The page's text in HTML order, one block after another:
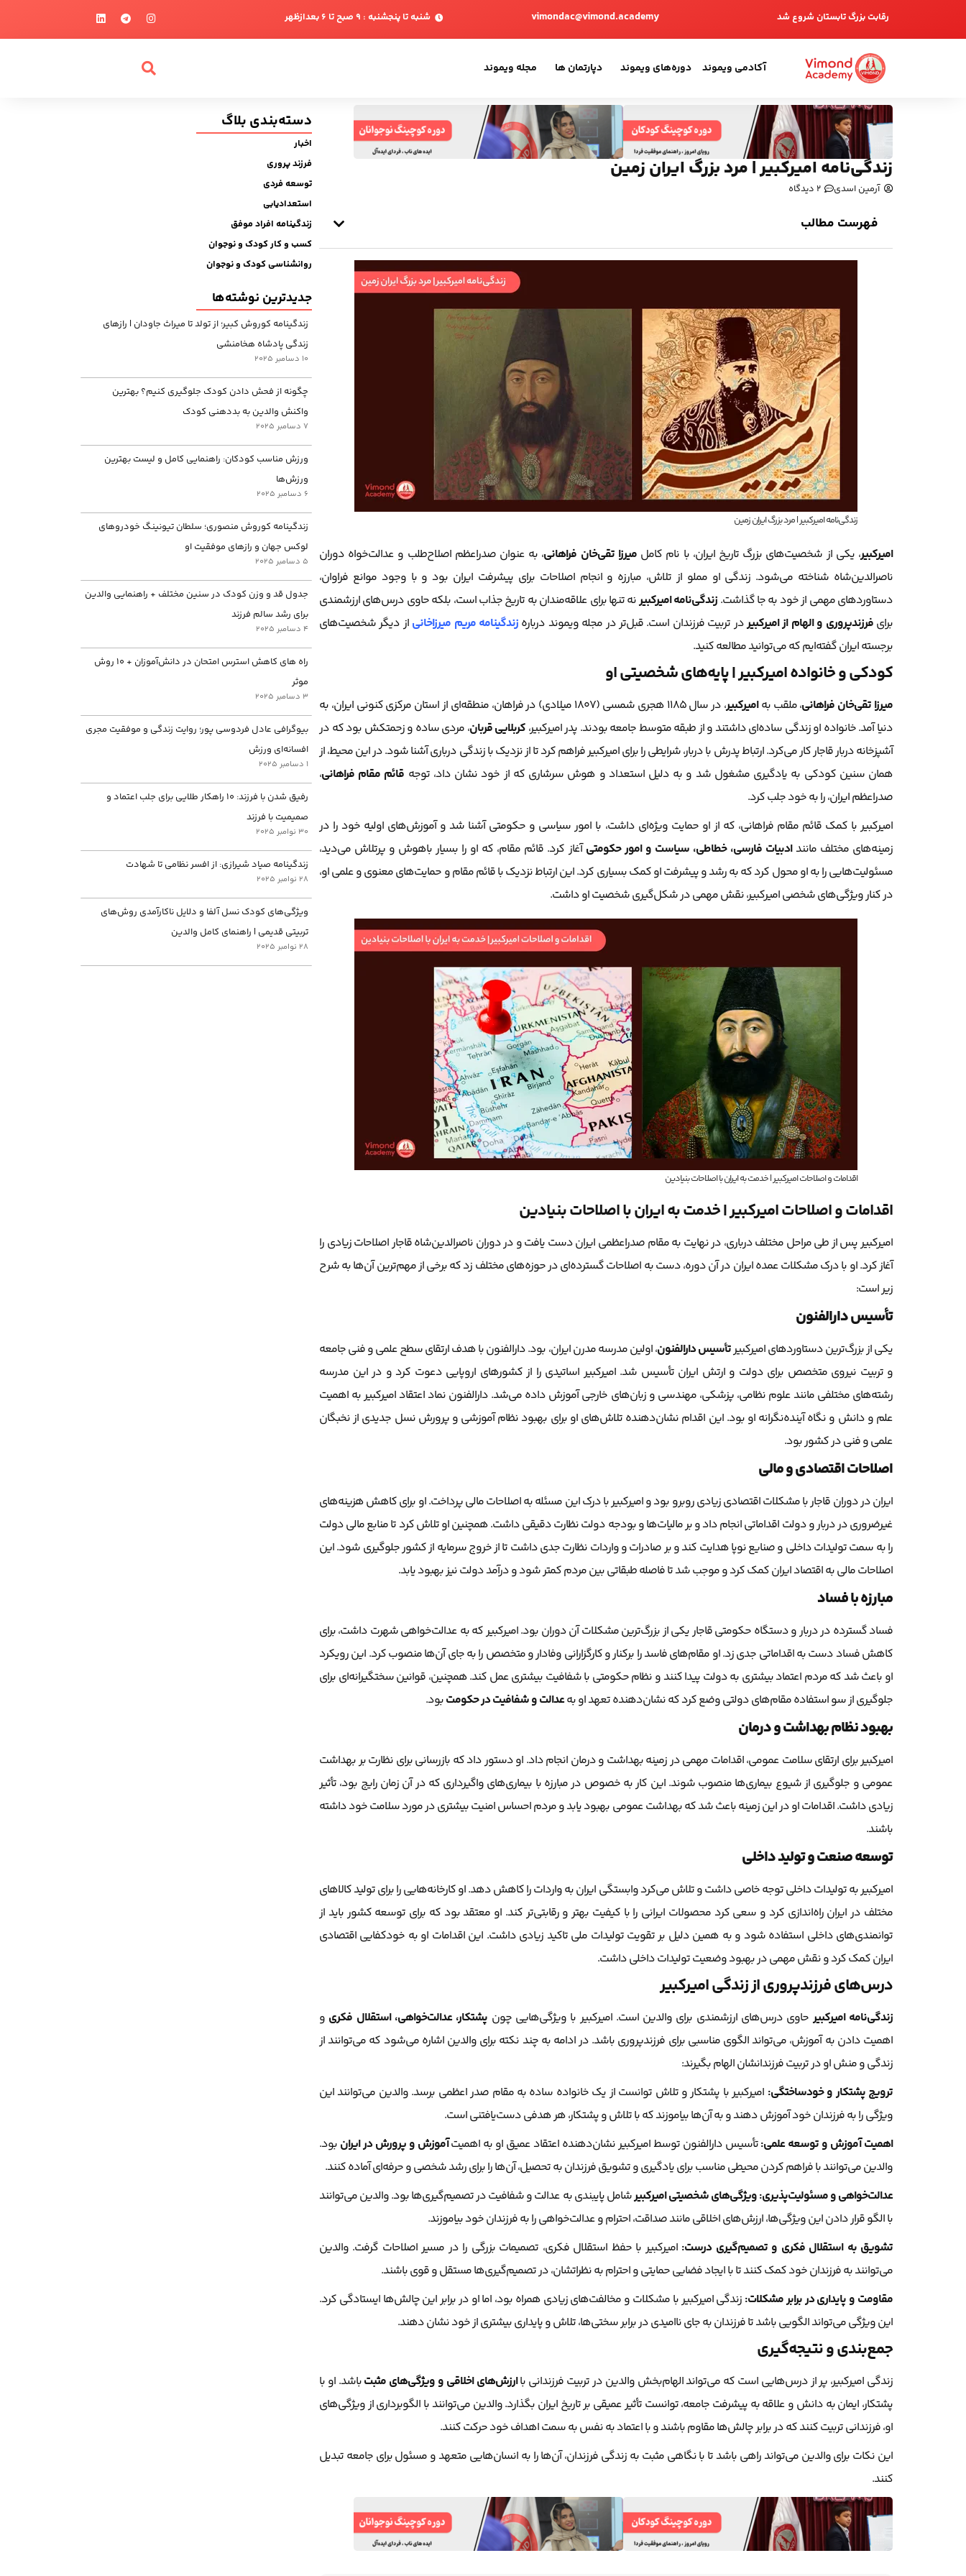
رقابت بزرگ تابستان شروع شد vimondac@vimond.academy شنبه تا پنجشنبه : 9 صبح تا 6 بعدازظهر
آکادمی ویموند دوره‌های ویموند دپارتمان ها مجله ویموند
زندگی‌نامه امیرکبیر | مرد بزرگ ایران زمین
آرمین اسدی 2 دیدگاه
فهرست مطالب
زندگی‌نامه امیرکبیر | مرد بزرگ ایران زمین
امیرکبیر، یکی از شخصیت‌های بزرگ تاریخ ایران، با نام کاملمیرزا تقی‌خان فراهانی، به عنوان صدراعظم اصلاح‌طلب و عدالت‌خواه دوران
ناصرالدین‌شاه شناخته می‌شود. زندگی او مملو از تلاش، مبارزه و انجام اصلاحات برای پیشرفت ایران بود و با وجود موانع فراوان،
دستاوردهای مهمی از خود به جا گذاشت. زندگی‌نامه امیرکبیرنه تنها برای علاقه‌مندان به تاریخ جذاب است، بلکه حاوی درس‌های ارزشمندی
برایفرزندپروری و الهام از امیرکبیردر تربیت فرزندان است. قبل‌تر در مجله ویموند درباره زندگینامه مریم میرزاخانی از دیگر شخصیت‌های
برجسته ایران گفته‌ایم که می‌توانید مطالعه کنید.
کودکی و خانواده امیرکبیر | پایه‌های شخصیتی او
میرزا تقی‌خان فراهانی، ملقب بهامیرکبیر
، در سال ۱۱۸۵ هجری شمسی (۱۸۰۷ میلادی) در فراهان، منطقه‌ای از استان مرکزی کنونی ایران، به
دنیا آمد. خانواده او زندگی ساده‌ای داشتند و از طبقه متوسط جامعه بودند. پدر امیرکبیر، کربلایی قربان، مردی ساده و زحمتکش بود که در
آشپزخانه دربار قاجار کار می‌کرد. ارتباط پدرش با دربار، شرایطی را برای امیرکبیر فراهم کرد تا از نزدیک با زندگی درباری آشنا شود. در این محیط، از
همان سنین کودکی به یادگیری مشغول شد و به دلیل استعداد و هوش سرشاری که از خود نشان داد، توجه قائم مقام فراهانی،
صدراعظم ایران، را به خود جلب کرد.
امیرکبیر با کمک قائم مقام فراهانی، که از او حمایت ویژه‌ای داشت، با امور سیاسی و حکومتی آشنا شد و آموزش‌های اولیه خود را در
زمینه‌های مختلف مانندادبیات فارسی، خطاطی، سیاست و امور حکومتیآغاز کرد. قائم مقام، که او را بسیار باهوش و پرتلاش می‌دید،
مسئولیت‌هایی را به او محول کرد که به رشد و پیشرفت او کمک بسیاری کرد. این ارتباط نزدیک با قائم مقام و حمایت‌های معنوی و علمی او،
در کنار ویژگی‌های شخصی امیرکبیر، نقش مهمی در شکل‌گیری شخصیت او داشت.
اقدامات و اصلاحات امیرکبیر | خدمت به ایران با اصلاحات بنیادین
اقدامات و اصلاحات امیرکبیر | خدمت به ایران با اصلاحات بنیادین
امیرکبیر پس از طی مراحل مختلف درباری، در نهایت به مقام صدراعظمی ایران دست یافت و در دوران ناصرالدین‌شاه قاجار اصلاحات زیادی را
آغاز کرد. او با درک مشکلات عمده ایران در آن دوره، دست به اصلاحات گسترده‌ای در حوزه‌های مختلف زد که برخی از مهم‌ترین آن‌ها به شرح
زیر است:
تأسیس دارالفنون
یکی از بزرگ‌ترین دستاوردهای امیرکبیرتأسیس دارالفنون، اولین مدرسه مدرن ایران، بود. دارالفنون با هدف ارتقای سطح علمی و فنی جامعه
و تربیت نیروی متخصص برای دولت و ارتش ایران تأسیس شد. امیرکبیر اساتیدی را از کشورهای اروپایی دعوت کرد و در این مدرسه
رشته‌های مختلفی مانند علوم نظامی، پزشکی، مهندسی و زبان‌های خارجی آموزش داده می‌شد. دارالفنون نماد اعتقاد امیرکبیر به اهمیت
علم و دانش و نگاه آینده‌نگرانه او بود. این اقدام نشان‌دهنده تلاش‌های او برای بهبود نظام آموزشی و پرورش نسل جدیدی از نخبگان
علمی و فنی در کشور بود.
اصلاحات اقتصادی و مالی
ایران در دوران قاجار با مشکلات اقتصادی زیادی روبرو بود و امیرکبیر با درک این مسئله به اصلاحات مالی پرداخت. او برای کاهش هزینه‌های
غیرضروری در دربار و دولت اقداماتی انجام داد و بر مالیات‌ها و بودجه دولت نظارت دقیقی داشت. همچنین او تلاش کرد تا منابع مالی دولت
را به سمت تولیدات داخلی و صنایع نوپا هدایت کند و بر صادرات و واردات نظارت جدی داشت تا از خروج سرمایه از کشور جلوگیری شود. این
اصلاحات مالی به اقتصاد ایران کمک کرد و موجب شد تا فاصله طبقاتی بین مردم کمتر شود و درآمد دولت نیز بهبود یابد.
مبارزه با فساد
فساد گسترده در دربار و دستگاه حکومتی قاجار یکی از بزرگ‌ترین مشکلات آن دوران بود. امیرکبیر که به عدالت‌خواهی شهرت داشت، برای
کاهش فساد دست به اقداماتی جدی زد. او مقام‌های فاسد را برکنار و کارگزارانی وفادار و متخصص را به جای آن‌ها منصوب کرد. این رویکرد
او باعث شد که مردم اعتماد بیشتری به دولت پیدا کنند و نظام حکومتی با شفافیت بیشتری عمل کند. همچنین، قوانین سختگیرانه‌ای برای
جلوگیری از سو استفاده مقام‌های دولتی وضع کرد که نشان‌دهنده تعهد او بهعدالت و شفافیت در حکومتبود.
بهبود نظام بهداشت و درمان
امیرکبیر برای ارتقای سلامت عمومی، اقدامات مهمی در زمینه بهداشت و درمان انجام داد. او دستور داد که بازرسانی برای نظارت بر بهداشت
عمومی و جلوگیری از شیوع بیماری‌ها منصوب شوند. این کار به خصوص در مبارزه با بیماری‌های واگیرداری که در آن زمان رایج بود، تأثیر
زیادی داشت. اقدامات او در این زمینه باعث شد که بهداشت عمومی بهبود یابد و مردم احساس امنیت بیشتری در مورد سلامت خود داشته
باشند.
توسعه صنعت و تولید داخلی
امیرکبیر به تولیدات داخلی توجه خاصی داشت و تلاش می‌کرد وابستگی ایران به واردات را کاهش دهد. او کارخانه‌هایی را برای تولید کالاهای
مختلف در ایران راه‌اندازی کرد و سعی کرد محصولات ایرانی را با کیفیت بهتر و رقابتی‌تر کند. او معتقد بود که برای توسعه کشور باید از
توانمندی‌های داخلی استفاده شود و به همین دلیل بر تقویت تولیدات ملی تاکید زیادی داشت. این اقدامات او به خودکفایی اقتصادی
ایران کمک کرد و نقش مهمی در بهبود وضعیت تولیدات داخلی داشت.
درس‌های فرزندپروری از زندگی امیرکبیر
زندگی‌نامه امیرکبیرحاوی درس‌های ارزشمندی برای والدین است. امیرکبیر با ویژگی‌هایی چون پشتکار، عدالت‌خواهی، استقلال فکری و
اهمیت دادن به آموزش، می‌تواند الگوی مناسبی برای فرزندپروری باشد. در ادامه به چند نکته برای والدین اشاره می‌شود که می‌توانند از
زندگی و منش او در تربیت فرزندانشان الهام بگیرند:
ترویج پشتکار و خودساختگی: امیرکبیر با پشتکار و تلاش توانست از یک خانواده ساده به مقام صدر اعظمی برسد. والدین می‌توانند این
ویژگی را به فرزندان خود آموزش دهند و به آن‌ها بیاموزند که با تلاش و پشتکار، هر هدفی دست‌یافتنی است.
اهمیت آموزش و توسعه علمی:تأسیس دارالفنون توسط امیرکبیر نشان‌دهنده اعتقاد عمیق او به اهمیتآموزش و پرورش در ایران بود.
والدین می‌توانند با فراهم کردن محیطی مناسب برای یادگیری و تشویق فرزندان به تحصیل، آن‌ها را برای رشد شخصی و حرفه‌ای آماده کنند.
عدالت‌خواهی و مسئولیت‌پذیری:ویژگی‌های شخصیتی امیرکبیرشامل پایبندی به عدالت و شفافیت در تصمیم‌گیری‌ها بود. والدین می‌توانند
با الگو قرار دادن این ویژگی‌ها، ارزش‌های اخلاقی مانند صداقت، احترام و عدالت‌خواهی را به فرزندان خود بیاموزند.
تشویق به استقلال فکری و تصمیم‌گیری درست:امیرکبیر با حفظ استقلال فکری، تصمیمات بزرگی را در مسیر اصلاحات گرفت. والدین
می‌توانند به فرزندان خود کمک کنند تا با ایجاد فضایی حمایتی و احترام به نظراتشان، در تصمیم‌گیری‌ها مستقل و قوی باشند.
مقاومت و پایداری در برابر مشکلات: زندگی امیرکبیر با مشکلات و مخالفت‌های زیادی همراه بود، اما او در برابر این چالش‌ها ایستادگی کرد.
این ویژگی می‌تواند الگویی باشد تا فرزندان به جای ناامیدی در برابر سختی‌ها، تلاش و پایداری بیشتری از خود نشان دهند.
جمع‌بندی و نتیجه‌گیری
زندگی امیرکبیر، پر از درس‌هایی است که می‌تواند الهام‌بخش والدین در تربیت فرزندانی باارزش‌های اخلاقی و ویژگی‌های مثبتباشد. او با
پشتکار، ایمان به دانش و علاقه به پیشرفت جامعه، توانست تأثیر عمیقی بر تاریخ ایران بگذارد. والدین می‌توانند با الگوبرداری از ویژگی‌های
او، فرزندانی تربیت کنند که در برابر چالش‌ها مقاوم باشند و با اعتماد به نفس به سمت اهداف خود حرکت کنند.
این نکات برای والدین می‌تواند راهی باشد تا با نگاهی مثبت به زندگی فرزندان، آن‌ها را به انسان‌هایی متعهد و مسئول برای جامعه تبدیل
کنند.
دسته‌بندی بلاگ
اخبار
فرزند پروری
توسعه فردی
استعدادیابی
زندگینامه افراد موفق
کسب و کار کودک و نوجوان
روانشناسی کودک و نوجوان
جدیدترین نوشته‌ها
زندگینامه کوروش کبیر؛ از تولد تا میراث جاودان | رازهای
زندگی پادشاه هخامنشی
10 دسامبر 2025
چگونه از فحش دادن کودک جلوگیری کنیم؟ بهترین
واکنش والدین به بددهنی کودک
7 دسامبر 2025
ورزش مناسب کودکان: راهنمایی کامل و لیست بهترین
ورزش‌ها
6 دسامبر 2025
زندگینامه کوروش منصوری؛ سلطان تیونینگ خودروهای
لوکس جهان و رازهای موفقیت او
5 دسامبر 2025
جدول قد و وزن کودک در سنین مختلف + راهنمایی والدین
برای رشد سالم فرزند
4 دسامبر 2025
راه های کاهش استرس امتحان در دانش‌آموزان + ۱۰ روش
موثر
3 دسامبر 2025
بیوگرافی عادل فردوسی پور؛ روایت زندگی و موفقیت مجری
افسانه‌ای ورزش
1 دسامبر 2025
رفیق شدن با فرزند: ۱۰ راهکار طلایی برای جلب اعتماد و
صمیمیت با فرزند
30 نوامبر 2025
زندگینامه صیاد شیرازی: از افسر نظامی تا شهادت
28 نوامبر 2025
ویژگی‌های کودک نسل آلفا و دلایل ناکارآمدی روش‌های
تربیتی قدیمی | راهنمای کامل والدین
28 نوامبر 2025